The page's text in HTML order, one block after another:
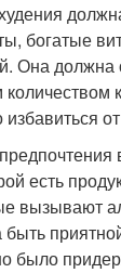
богатые
Она должна
есть
вызывают
было